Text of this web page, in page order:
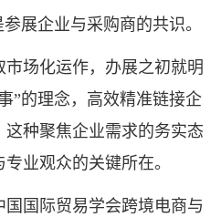
展企业与采购商的共识。
场化运作，办展之初就明
”的理念，高效精准链接企
种聚焦企业需求的务实态
业观众的关键所在。
国际贸易学会跨境电商与